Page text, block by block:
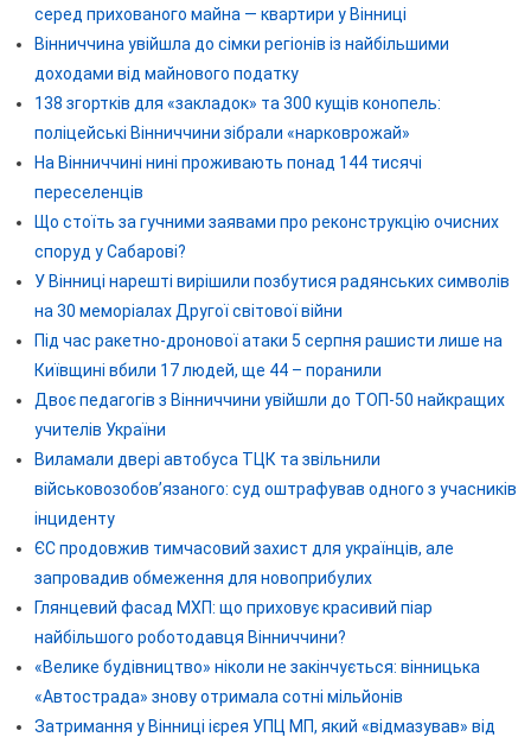
серед прихованого майна — квартири у Вінниці
Вінниччина увійшла до сімки регіонів із найбільшими
доходами від майнового податку
138 згортків для «закладок» та 300 кущів конопель:
поліцейські Вінниччини зібрали «нарковрожай»
На Вінниччині нині проживають понад 144 тисячі
переселенців
Що стоїть за гучними заявами про реконструкцію очисних
споруд у Сабарові?
У Вінниці нарешті вирішили позбутися радянських символів
на 30 меморіалах Другої світової війни
Під час ракетно-дронової атаки 5 серпня рашисти лише на
Київщині вбили 17 людей, ще 44 – поранили
Двоє педагогів з Вінниччини увійшли до ТОП-50 найкращих
учителів України
Виламали двері автобуса ТЦК та звільнили
військовозобов’язаного: суд оштрафував одного з учасників
інциденту
ЄС продовжив тимчасовий захист для українців, але
запровадив обмеження для новоприбулих
Глянцевий фасад МХП: що приховує красивий піар
найбільшого роботодавця Вінниччини?
«Велике будівництво» ніколи не закінчується: вінницька
«Автострада» знову отримала сотні мільйонів
Затримання у Вінниці ієрея УПЦ МП, який «відмазував» від